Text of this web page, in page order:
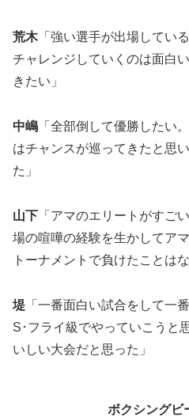
荒木「強い選手が出場してい
チャレンジしていくのは面白
きたい」
中嶋 「全部倒して優勝したい
はチャンスが巡ってきたと思
た」
山下 「アマのエリートがすご
場の喧嘩の経験を生かしてア
トーナメントで負けたことはな
堤 「一番面白い試合をして一
S･フライ級でやっていこうと
いしい大会だと思った」
ボクシングビ